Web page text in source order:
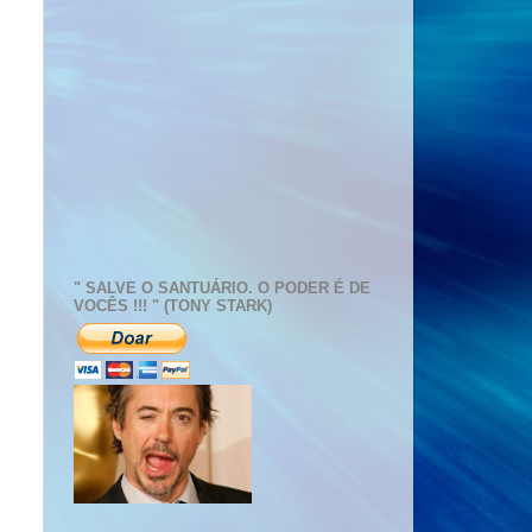
" SALVE O SANTUÁRIO. O PODER É DE
VOCÊS !!! " (TONY STARK)